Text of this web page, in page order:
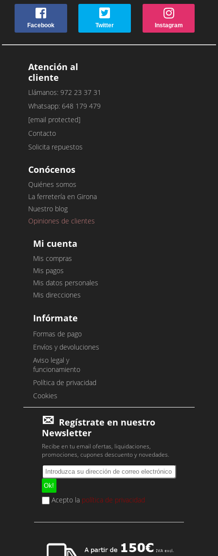
Facebook Twitter Instagram
Atención al
cliente
Llámanos: 972 23 37 31
Whatsapp: 648 179 479
[email protected]
Contacto
Solicita repuestos
Conócenos
Quiénes somos
La ferretería en Girona
Nuestro blog
Opiniones de clientes
Mi cuenta
Mis compras
Mis pagos
Mis datos personales
Mis direcciones
Infórmate
Formas de pago
Envíos y devoluciones
Aviso legal y
funcionamiento
Política de privacidad
Cookies
Regístrate en nuestro
Newsletter
Recibe en tu email ofertas, liquidaciones,
promociones, cupones descuento y novedades.
Acepto la política de privacidad